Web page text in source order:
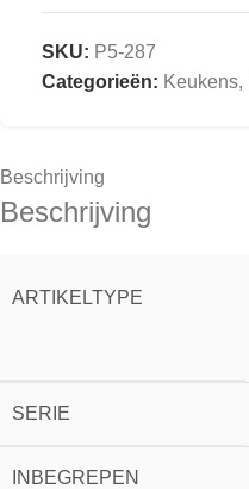
SKU: P5-287
Categorieën: Keukens,
Beschrijving
Beschrijving
ARTIKELTYPE
SERIE
INBEGREPEN